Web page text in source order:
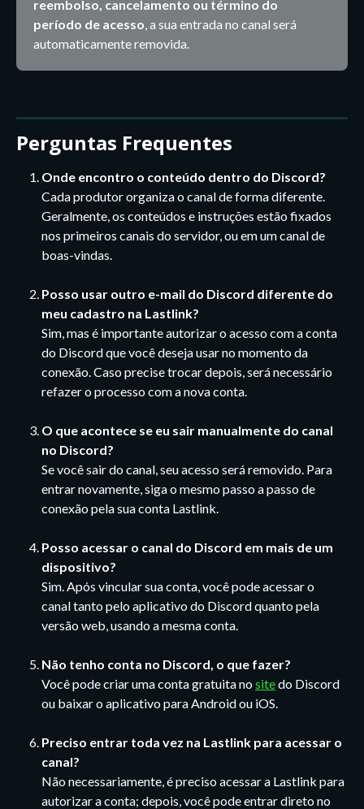
reembolso, cancelamento ou término do
período de acesso, a sua entrada no canal será
automaticamente removida.
Perguntas Frequentes
Onde encontro o conteúdo dentro do Discord?
Cada produtor organiza o canal de forma diferente.
Geralmente, os conteúdos e instruções estão fixados
nos primeiros canais do servidor, ou em um canal de
boas-vindas.
Posso usar outro e-mail do Discord diferente do
meu cadastro na Lastlink?
Sim, mas é importante autorizar o acesso com a conta
do Discord que você deseja usar no momento da
conexão. Caso precise trocar depois, será necessário
refazer o processo com a nova conta.
O que acontece se eu sair manualmente do canal
no Discord?
Se você sair do canal, seu acesso será removido. Para
entrar novamente, siga o mesmo passo a passo de
conexão pela sua conta Lastlink.
Posso acessar o canal do Discord em mais de um
dispositivo?
Sim. Após vincular sua conta, você pode acessar o
canal tanto pelo aplicativo do Discord quanto pela
versão web, usando a mesma conta.
Não tenho conta no Discord, o que fazer?
Você pode criar uma conta gratuita no site do Discord
ou baixar o aplicativo para Android ou iOS.
Preciso entrar toda vez na Lastlink para acessar o
canal?
Não necessariamente, é preciso acessar a Lastlink para
autorizar a conta; depois, você pode entrar direto no